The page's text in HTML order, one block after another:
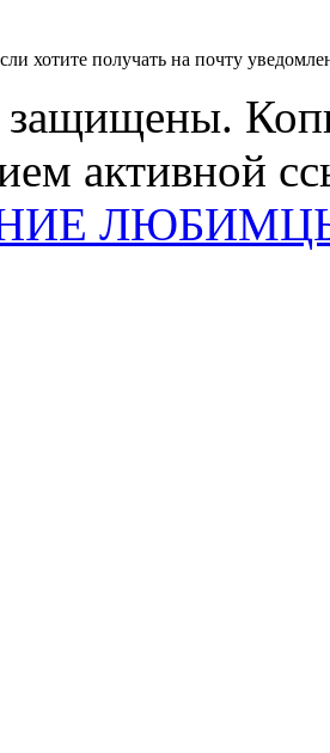
хотите получать на почту
защищены.
активной